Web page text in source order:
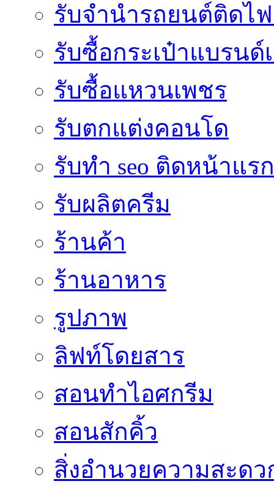
รับจํานํารถยนต์ติดไ
รับซื้อกระเป๋าแบรนด์
รับซื้อแหวนเพชร
รับตกแต่งคอนโด
รับทำ seo ติดหน้าแรก
รับผลิตครีม
ร้านค้า
ร้านอาหาร
รูปภาพ
ลิฟท์โดยสาร
สอนทำไอศกรีม
สอนสักคิ้ว
สิ่งอำนวยความสะดว